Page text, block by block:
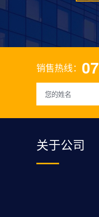
销售热线：
关于公司